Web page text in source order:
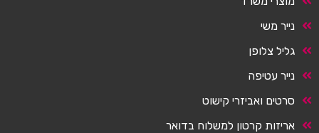
נייר משי
גליל צלופן
נייר עטיפה
סרטים ואביזרי קישוט
אריזות קרטון למשלוח בדואר